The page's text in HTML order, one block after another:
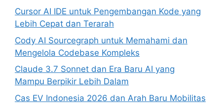
Cursor AI IDE untuk Pengembangan Kode yang
Lebih Cepat dan Terarah
Cody AI Sourcegraph untuk Memahami dan
Mengelola Codebase Kompleks
Claude 3.7 Sonnet dan Era Baru AI yang
Mampu Berpikir Lebih Dalam
Cas EV Indonesia 2026 dan Arah Baru Mobilitas